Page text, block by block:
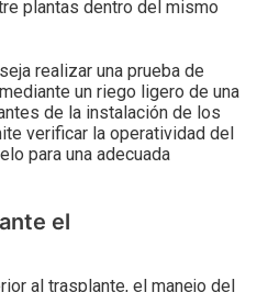
plantas dentro del mismo
realizar una prueba de
un riego ligero de una
de la instalación de los
verificar la operatividad del
para una adecuada
el
al trasplante, el manejo del